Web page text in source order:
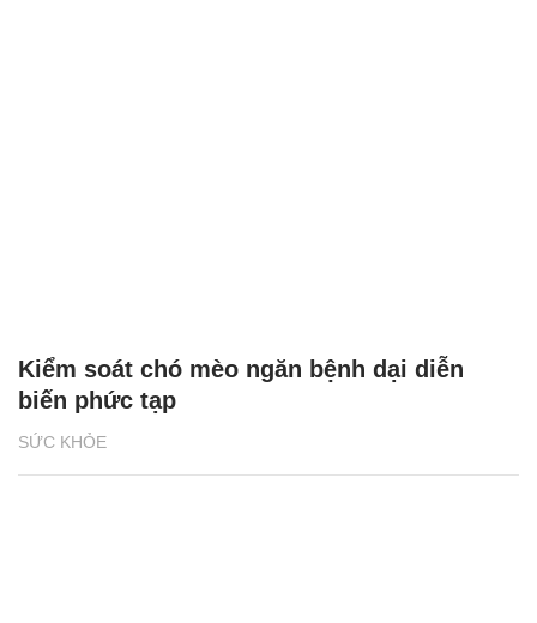
SỨC KHỎE
Kiểm soát chó mèo ngăn bệnh dại diễn
biến phức tạp